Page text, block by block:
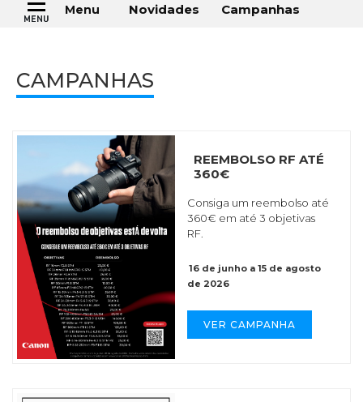
Menu Novidades Campanhas
CAMPANHAS
REEMBOLSO RF ATÉ
360€
Consiga um reembolso até
360€ em até 3 objetivas
RF.
16 de junho a 15 de agosto
de 2026
VER CAMPANHA